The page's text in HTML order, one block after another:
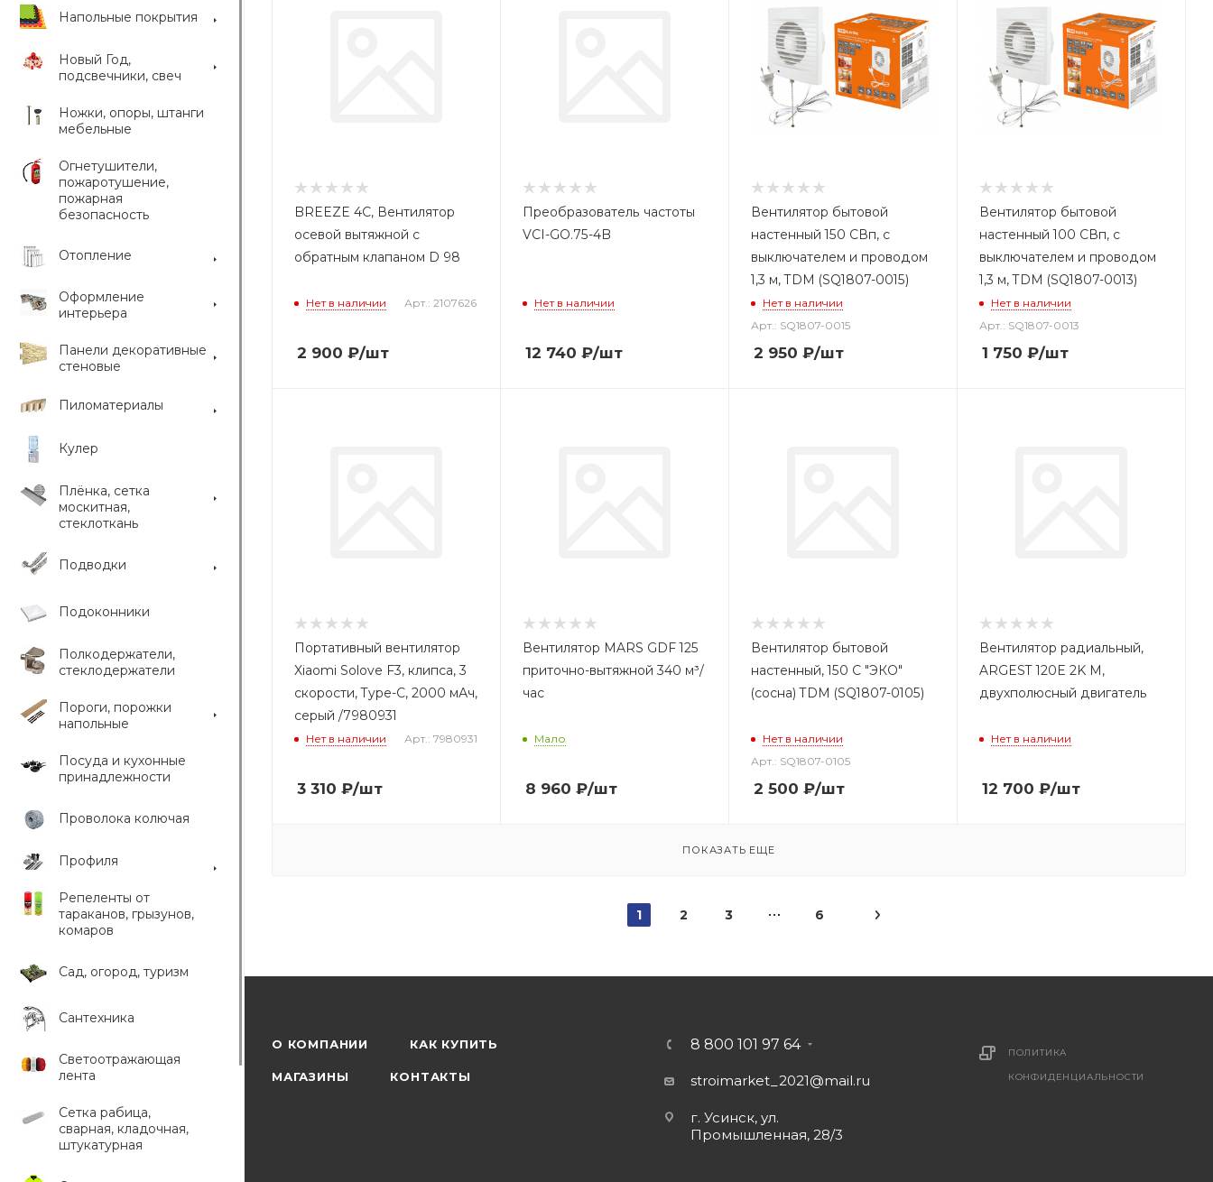
Напольные покрытия
Новый Год,
подсвечники, свеч
Ножки, опоры, штанги
мебельные
Огнетушители,
пожаротушение,
пожарная
безопасность
Отопление
Оформление
интерьера
Панели декоративные
стеновые
Пиломатериалы
Кулер
Плёнка, сетка
москитная,
стеклоткань
Подводки
Подоконники
Полкодержатели,
стеклодержатели
Пороги, порожки
напольные
Посуда и кухонные
принадлежности
Проволока колючая
Профиля
Репеленты от
тараканов, грызунов,
комаров
Сад, огород, туризм
Сантехника
Светоотражающая
лента
Сетка рабица,
сварная, кладочная,
штукатурная
BREEZE 4C, Вентилятор
осевой вытяжной с
обратным клапаном D 98
Нет в наличии Арт.: 2107626
2 900 ₽/шт
Преобразователь частоты
VCI-GO.75-4B
Нет в наличии
12 740 ₽/шт
Вентилятор бытовой
настенный 150 СВп, с
выключателем и проводом
1,3 м, TDM (SQ1807-0015)
Нет в наличии
Арт.: SQ1807-0015
2 950 ₽/шт
Вентилятор бытовой
настенный 100 СВп, с
выключателем и проводом
1,3 м, TDM (SQ1807-0013)
Нет в наличии
Арт.: SQ1807-0013
1 750 ₽/шт
Портативный вентилятор
Xiaomi Solove F3, клипса, 3
скорости, Type-C, 2000 мАч,
серый /7980931
Нет в наличии Арт.: 7980931
3 310 ₽/шт
Вентилятор MARS GDF 125
приточно-вытяжной 340 м³/
час
Мало
8 960 ₽/шт
Вентилятор бытовой
настенный, 150 С "ЭКО"
(сосна) TDM (SQ1807-0105)
Нет в наличии
Арт.: SQ1807-0105
2 500 ₽/шт
Вентилятор радиальный,
ARGEST 120E 2K M,
двухполюсный двигатель
Нет в наличии
12 700 ₽/шт
ПОКАЗАТЬ ЕЩЕ
1 2 3 6
О КОМПАНИИ КАК КУПИТЬ
МАГАЗИНЫ КОНТАКТЫ
8 800 101 97 64
stroimarket_2021@mail.ru
г. Усинск, ул.
Промышленная, 28/3
ПОЛИТИКА
КОНФИДЕНЦИАЛЬНОСТИ